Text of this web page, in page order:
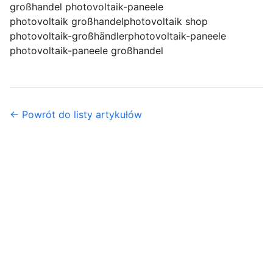
großhandel photovoltaik-paneele
photovoltaik großhandelphotovoltaik shop
photovoltaik-großhändlerphotovoltaik-paneele
photovoltaik-paneele großhandel
← Powrót do listy artykułów